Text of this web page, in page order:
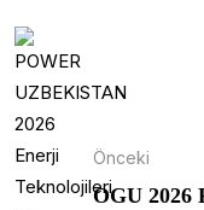
Önceki
OGU 2026